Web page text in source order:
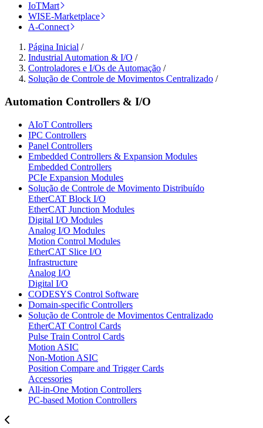
IoTMart
WISE-Marketplace
A-Connect
Página Inicial /
Industrial Automation & I/O /
Controladores e I/Os de Automação /
Solução de Controle de Movimentos Centralizado /
Automation Controllers & I/O
AIoT Controllers
IPC Controllers
Panel Controllers
Embedded Controllers & Expansion Modules
Embedded Controllers
PCIe Expansion Modules
Solução de Controle de Movimento Distribuído
EtherCAT Block I/O
EtherCAT Junction Modules
Digital I/O Modules
Analog I/O Modules
Motion Control Modules
EtherCAT Slice I/O
Infrastructure
Analog I/O
Digital I/O
CODESYS Control Software
Domain-specific Controllers
Solução de Controle de Movimentos Centralizado
EtherCAT Control Cards
Pulse Train Control Cards
Motion ASIC
Non-Motion ASIC
Position Compare and Trigger Cards
Accessories
All-in-One Motion Controllers
PC-based Motion Controllers